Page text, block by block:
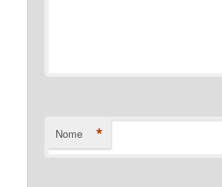
Nome *